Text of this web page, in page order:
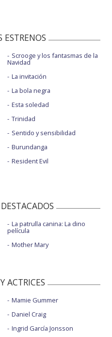
ESTRENOS
Scrooge y los fantasmas de la
Navidad
La invitación
La bola negra
Esta soledad
Trinidad
Sentido y sensibilidad
Burundanga
Resident Evil
La patrulla canina: La dino
película
Mother Mary
ACTRICES
Mamie Gummer
Daniel Craig
Ingrid García Jonsson